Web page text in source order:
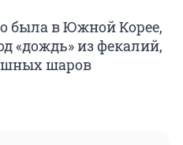
была в Южной Корее,
«дождь» из фекалий,
шаров